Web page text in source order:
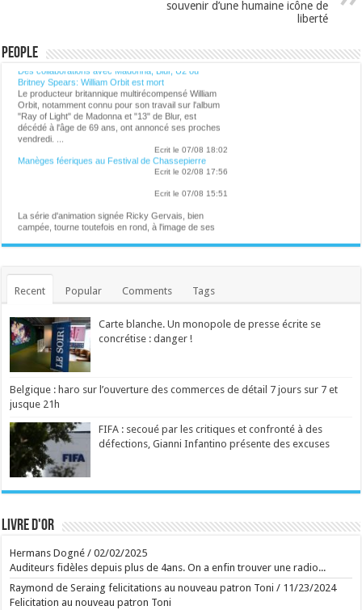
souvenir d’une humaine icône de
liberté
People
Britney Spears: William Orbit est mort
Le producteur britannique multirécompensé William
Orbit, notamment connu pour son travail sur l'album
"Ray of Light" de Madonna et "13" de Blur, est
décédé à l'âge de 69 ans, ont annoncé ses proches
vendredi. ...
Ecrit le 07/08 18:02
Manèges féeriques au Festival de Chassepierre
Ecrit le 02/08 17:56
Ecrit le 07/08 15:51
La série d'animation signée Ricky Gervais, bien
campée, tourne toutefois en rond, à l'image de ses
matous virils, grivois et désoeuvrés. ...
Ecrit le 07/08 14:25
Ecrit le 07/08 13:01
La collection de l'Art brut, créée par Dubuffet, fête
ses 50 ans. L'occasion aussi de découvrir la très
inspirante fondation Jan Michalski. ...
en ligne sept épisodes. Le 8e est prévu pour le 26
août. En images, l'épopée familiale est plus
tourbillonnante que jamais. ...
Ecrit le 07/08 12:43
Sur les pas de vos héros à travers la France littéraire
Un atlas original fait revivre les personnages des
grands romans à travers les lieux qui les ont inspirés.
...
Ecrit le 07/08 10:55
nous faut inventer"
Fontainier à Versailles depuis dix ans, Jean-Pierre
Roulin mesure chaque jour la chance qu'il a d'exercer
un métier aussi rare. ...
Ecrit le 04/08 14:14
Recent Popular Comments Tags
Carte blanche. Un monopole de presse écrite se
concrétise : danger !
Belgique : haro sur l’ouverture des commerces de détail 7 jours sur 7 et
jusque 21h
FIFA : secoué par les critiques et confronté à des
défections, Gianni Infantino présente des excuses
Livre d'or
Hermans Dogné /02/02/2025
Auditeurs fidèles depuis plus de 4ans. On a enfin trouver une radio...
Raymond de Seraing felicitations au nouveau patron Toni / 11/23/2024
Felicitation au nouveau patron Toni